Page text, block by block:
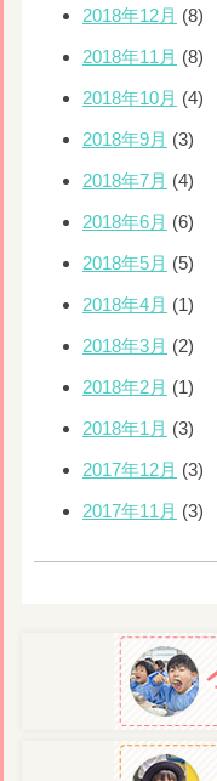
2018年12月 (8)
2018年11月 (8)
2018年10月 (4)
2018年9月 (3)
2018年7月 (4)
2018年6月 (6)
2018年5月 (5)
2018年4月 (1)
2018年3月 (2)
2018年2月 (1)
2018年1月 (3)
2017年12月 (3)
2017年11月 (3)